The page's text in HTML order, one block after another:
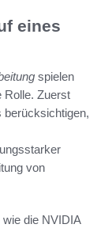
eines
spielen
Rolle. Zuerst
berücksichtigen,
von
die NVIDIA